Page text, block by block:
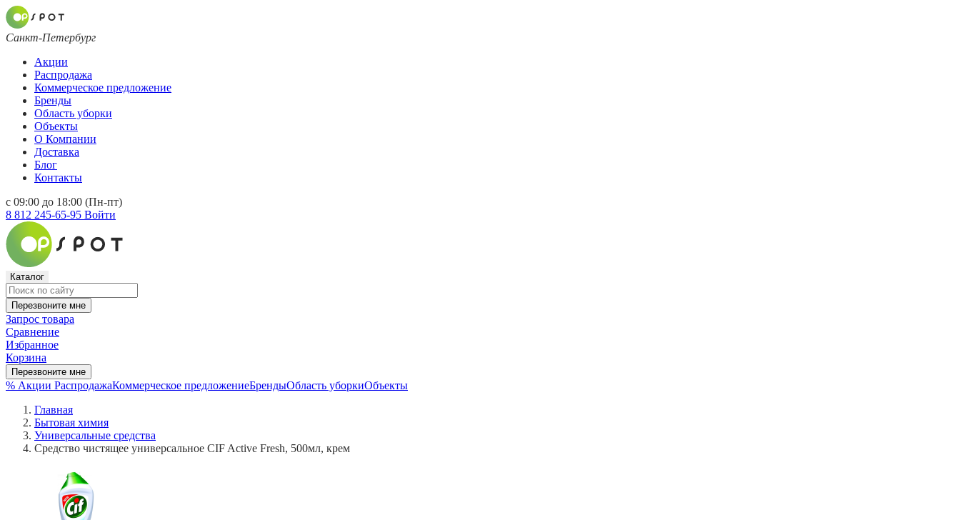
Санкт-Петербург
Акции
Распродажа
Коммерческое предложение
Бренды
Область уборки
Объекты
О Компании
Доставка
Блог
Контакты
с 09:00 до 18:00 (Пн-пт)
8 812 245-65-95 Войти
Каталог
Перезвоните мне
Запрос товара
Сравнение
Избранное
Корзина
Перезвоните мне
% Акции РаспродажаКоммерческое предложениеБрендыОбласть уборкиОбъекты
Главная
Бытовая химия
Универсальные средства
Средство чистящее универсальное CIF Active Fresh, 500мл, крем